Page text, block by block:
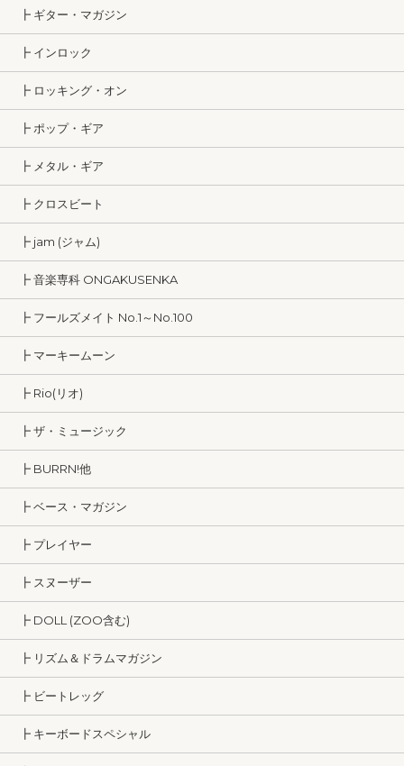
┣ ギター・マガジン
┣ インロック
┣ ロッキング・オン
┣ ポップ・ギア
┣ メタル・ギア
┣ クロスビート
┣ jam (ジャム)
┣ 音楽専科 ONGAKUSENKA
┣ フールズメイト No.1～No.100
┣ マーキームーン
┣ Rio(リオ)
┣ ザ・ミュージック
┣ BURRN!他
┣ ベース・マガジン
┣ プレイヤー
┣ スヌーザー
┣ DOLL (ZOO含む)
┣ リズム＆ドラムマガジン
┣ ビートレッグ
┣ キーボードスペシャル